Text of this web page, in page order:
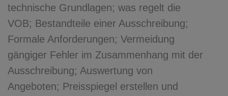
technische Grundlagen; was regelt die
VOB; Bestandteile einer Ausschreibung;
Formale Anforderungen; Vermeidung
gängiger Fehler im Zusammenhang mit der
Ausschreibung; Auswertung von
Angeboten; Preisspiegel erstellen und